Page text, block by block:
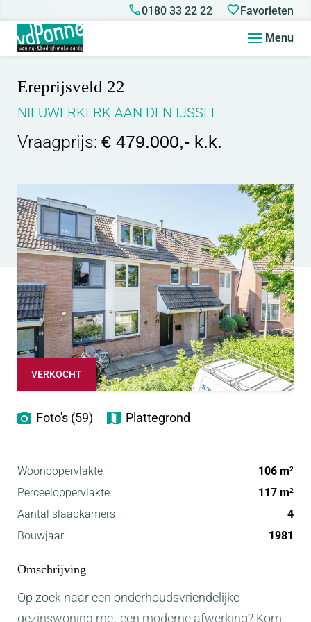
0180 33 22 22 Favorieten
Menu
Ereprijsveld 22
NIEUWERKERK AAN DEN IJSSEL
Vraagprijs: € 479.000,- k.k.
VERKOCHT
Foto's (59) Plattegrond
Woonoppervlakte 106 m2
Perceeloppervlakte 117 m2
Aantal slaapkamers
4
Bouwjaar
1981
Omschrijving
Op zoek naar een onderhoudsvriendelijke
gezinswoning met een moderne afwerking? Kom